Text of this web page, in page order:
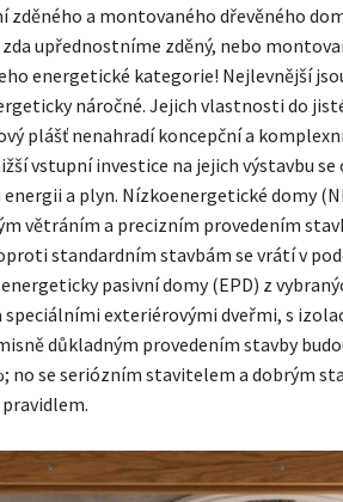
zděného a montovaného dřevěného
upřednostníme zděný, nebo
energetické kategorie! Nejlevnější
náročné. Jejich vlastnosti do
plášť nenahradí koncepční a
vstupní investice na jejich výstavbu
a plyn. Nízkoenergetické domy
větráním a precizním provedením
standardním stavbám se vrátí v
pasivní domy (EPD) z
exteriérovými dveřmi, s
důkladným provedením stavby
no se seriózním stavitelem a dobrým